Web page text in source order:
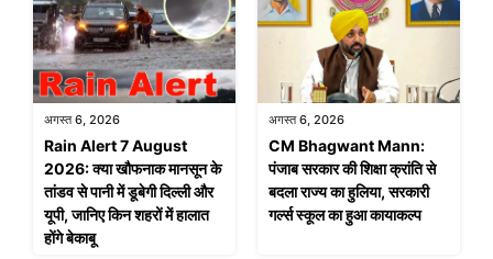
अगस्त 6, 2026
Rain Alert 7 August
2026: क्या खौफनाक मानसून के
तांडव से पानी में डूबेगी दिल्ली और
यूपी, जानिए किन शहरों में हालात
होंगे बेकाबू
अगस्त 6, 2026
CM Bhagwant Mann:
पंजाब सरकार की शिक्षा क्रांति से
बदला राज्य का हुलिया, सरकारी
गर्ल्स स्कूल का हुआ कायाकल्प